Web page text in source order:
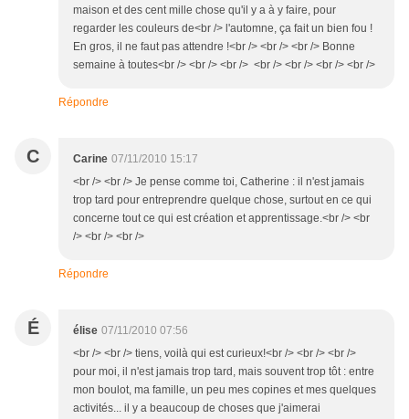
maison et des cent mille chose qu'il y a à y faire, pour
regarder les couleurs de<br /> l'automne, ça fait un bien fou !
En gros, il ne faut pas attendre !<br /> <br /> <br /> Bonne
semaine à toutes<br /> <br /> <br /> <br /> <br /> <br /> <br />
Répondre
C Carine 07/11/2010 15:17
<br /> <br /> Je pense comme toi, Catherine : il n'est jamais
trop tard pour entreprendre quelque chose, surtout en ce qui
concerne tout ce qui est création et apprentissage.<br /> <br
/> <br /> <br />
Répondre
É élise 07/11/2010 07:56
<br /> <br /> tiens, voilà qui est curieux!<br /> <br /> <br />
pour moi, il n'est jamais trop tard, mais souvent trop tôt : entre
mon boulot, ma famille, un peu mes copines et mes quelques
activités... il y a beaucoup de choses que j'aimerai